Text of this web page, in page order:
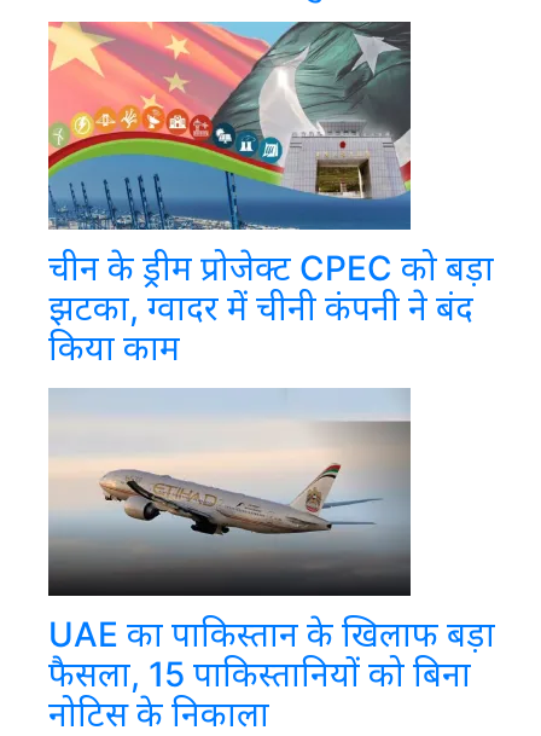
चीन के ड्रीम प्रोजेक्ट CPEC को बड़ा
झटका, ग्वादर में चीनी कंपनी ने बंद
किया काम
UAE का पाकिस्तान के खिलाफ बड़ा
फैसला, 15 पाकिस्तानियों को बिना
नोटिस के निकाला